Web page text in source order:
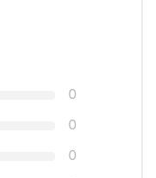
0
0
0